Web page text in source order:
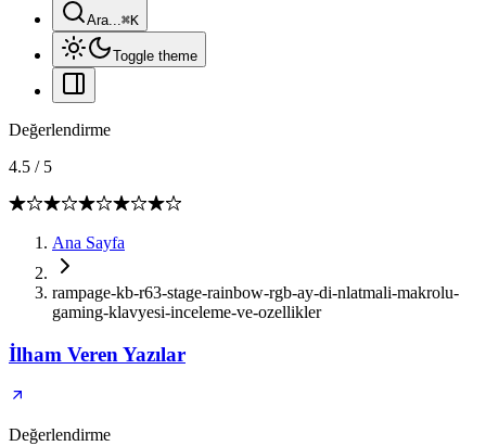
Ara...⌘K
Toggle theme
Değerlendirme
4.5 / 5
Ana Sayfa
rampage-kb-r63-stage-rainbow-rgb-ay-di-nlatmali-makrolu-
gaming-klavyesi-inceleme-ve-ozellikler
İlham Veren Yazılar
Değerlendirme